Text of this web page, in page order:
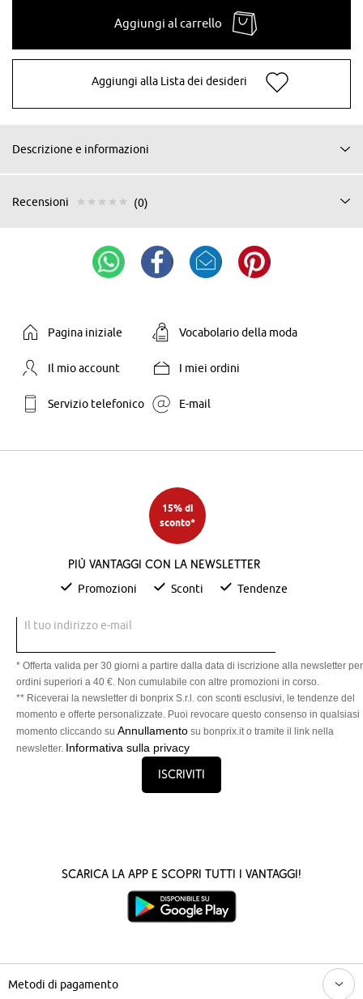
Aggiungi al carrello
Aggiungi alla Lista dei desideri
Descrizione e informazioni
Recensioni (0)
Pagina iniziale Vocabolario della moda
Il mio account I miei ordini
Servizio telefonico E-mail
15% di
sconto*
Più vantaggi con la newsletter
Promozioni Sconti Tendenze
Il tuo indirizzo e-mail
* Offerta valida per 30 giorni a partire dalla data di iscrizione alla newsletter per
ordini superiori a 40 €. Non cumulabile con altre promozioni in corso.
** Riceverai la newsletter di bonprix S.r.l. con sconti esclusivi, le tendenze del
momento e offerte personalizzate. Puoi revocare questo consenso in qualsiasi
momento cliccando su Annullamento su bonprix.it o tramite il link nella
newsletter. Informativa sulla privacy
Iscriviti
Scarica la App e scopri tutti i vantaggi!
Metodi di pagamento